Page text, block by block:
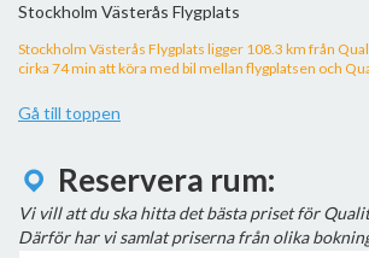
Stockholm Västerås Flygplats
Stockholm Västerås Flygplats ligger 108.3 km från
cirka 74 min att köra med bil mellan flygplatsen och
Gå till toppen
Reservera rum:
Vi vill att du ska hitta det bästa priset för
Därför har vi samlat priserna från olika